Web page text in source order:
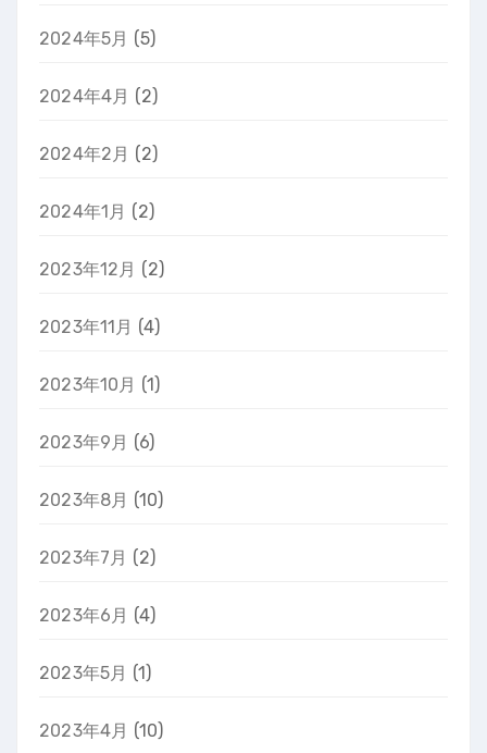
2024年5月 (5)
2024年4月 (2)
2024年2月 (2)
2024年1月 (2)
2023年12月 (2)
2023年11月 (4)
2023年10月 (1)
2023年9月 (6)
2023年8月 (10)
2023年7月 (2)
2023年6月 (4)
2023年5月 (1)
2023年4月 (10)